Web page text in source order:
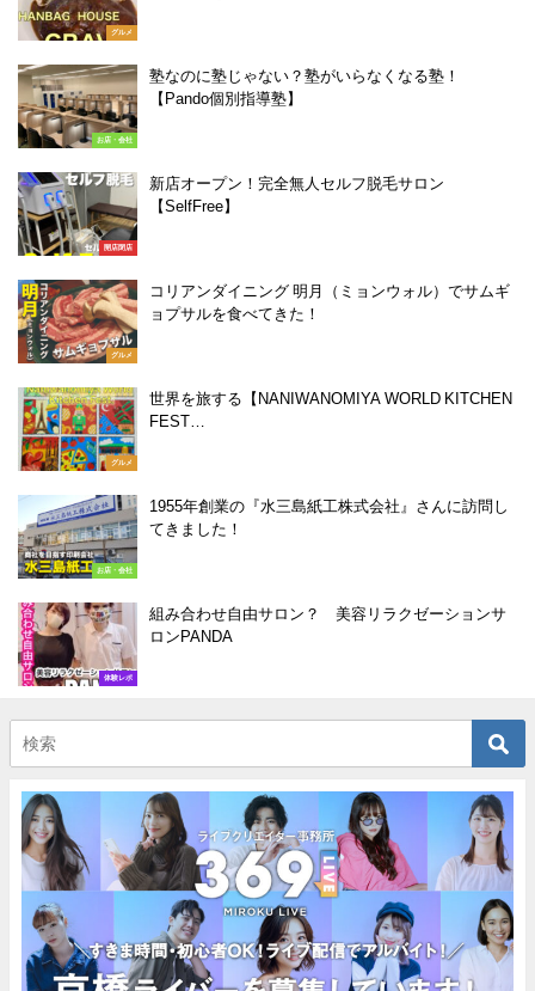
グルメ
お店・会社
塾なのに塾じゃない？塾がいらなくなる塾！
【Pando個別指導塾】
開店閉店
新店オープン！完全無人セルフ脱毛サロン
【SelfFree】
グルメ
コリアンダイニング 明月（ミョンウォル）でサムギ
ョプサルを食べてきた！
グルメ
世界を旅する【NANIWANOMIYA WORLD KITCHEN
FEST…
お店・会社
1955年創業の『水三島紙工株式会社』さんに訪問し
てきました！
体験レポ
組み合わせ自由サロン？ 美容リラクゼーションサ
ロンPANDA